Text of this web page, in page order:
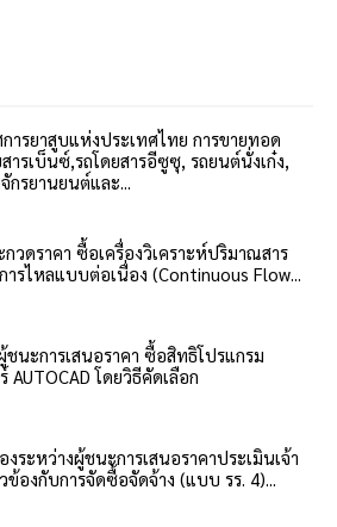
ารยาสูบแห่งประเทศไทย การขายทอด
ารเบ็นซ์,รถโดยสารอีซูซุ, รถยนต์นั่งเก๋ง,
กรยานยนต์และ...
วดราคา ซื้อเครื่องวิเคราะห์ปริมาณสาร
ารไหลแบบต่อเนื่อง (Continuous Flow...
ชนะการเสนอราคา ซื้อสิทธิโปรแกรม
AUTOCAD โดยวิธีคัดเลือก
งระหว่างผู้ชนะการเสนอราคาประเมินเจ้า
ข้องกับการจัดซื้อจัดจ้าง (แบบ รร. 4)...